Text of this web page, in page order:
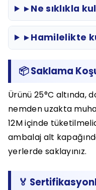
▸ Ne sıklıkla
▸ Hamilelikte
📦 Saklama
Ürünü 25°C altında,
nemden uzakta
12M içinde
ambalaj alt
yerlerde saklayınız.
🏅